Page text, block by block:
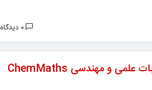
نرم افزار انجام انواع محاسبات علمی و مهندسی ChemMaths